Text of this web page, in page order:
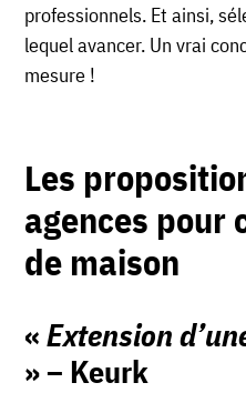
professionnels. Et ainsi,
lequel avancer. Un vrai
mesure !
Les
agences pour
de maison
«Extension
» – Keurk